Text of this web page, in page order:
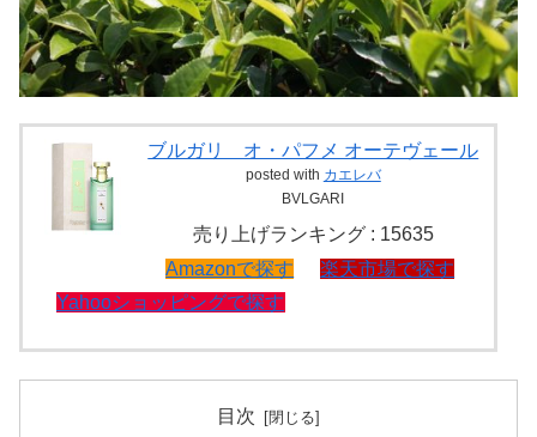
ブルガリ オ・パフメ オーテヴェール
posted with カエレバ
BVLGARI
売り上げランキング : 15635
Amazonで探す
楽天市場で探す
Yahooショッピングで探す
目次